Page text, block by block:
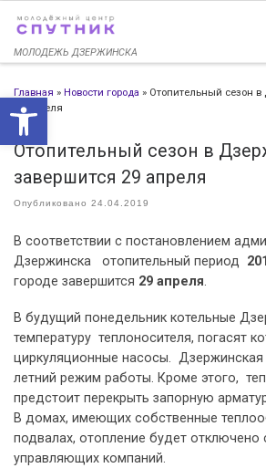
Открыть панель
Перейти к содержимому
МОЛОДЕЖЬ ДЗЕРЖИНСКА
Главная » Новости города » Отопительный сезон
29 апреля
Отопительный сезон в
завершится 29 апреля
Опубликовано 24.04.2019
В соответствии с постановлением
Дзержинска отопительный период
городе завершится 29 апреля.
В будущий понедельник котельные
температуру теплоносителя, погасят
циркуляционные насосы.
летний режим работы. Кроме этого,
предстоит перекрыть запорную
В домах, имеющих собственные
подвалах, отопление будет отключено
управляющих компаний.